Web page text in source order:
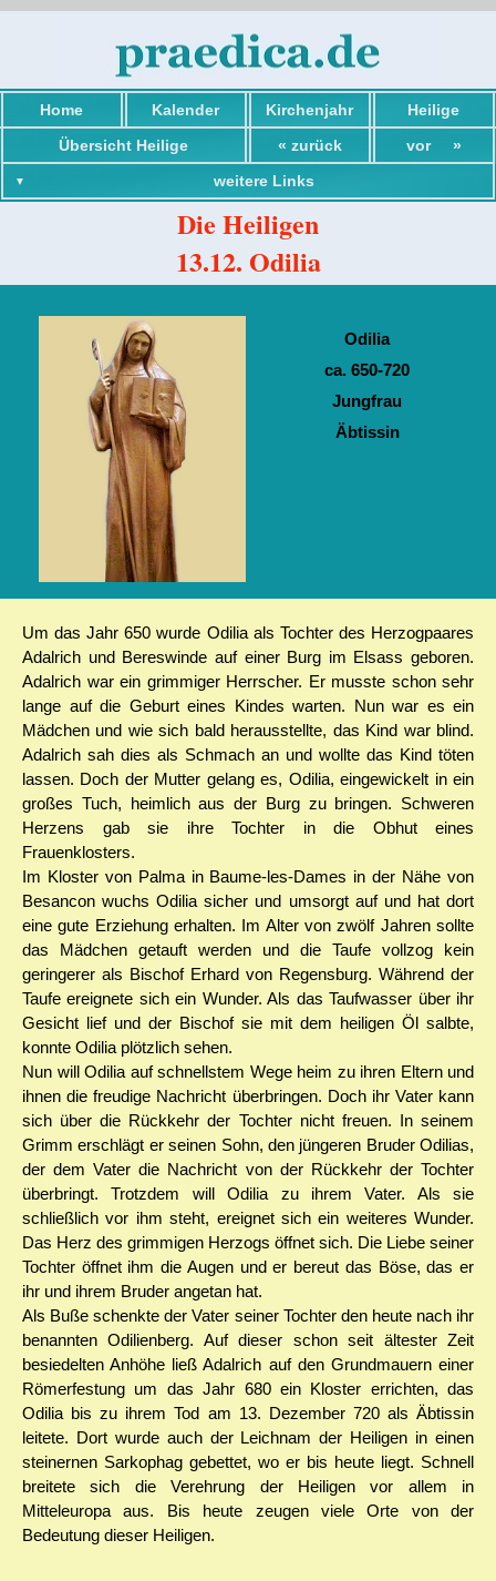
Home Kalender Kirchenjahr Heilige
Übersicht Heilige « zurück vor »
Übersicht Heilige
Einführung Heilige
Worte von Heiligen
weitere Links
Die Heiligen
13.12. Odilia
Odilia
ca. 650-720
Jungfrau
Äbtissin
Um das Jahr 650 wurde Odilia als Tochter des Herzogpaares
Adalrich und Bereswinde auf einer Burg im Elsass geboren.
Adalrich war ein grimmiger Herrscher. Er musste schon sehr
lange auf die Geburt eines Kindes warten. Nun war es ein
Mädchen und wie sich bald herausstellte, das Kind war blind.
Adalrich sah dies als Schmach an und wollte das Kind töten
lassen. Doch der Mutter gelang es, Odilia, eingewickelt in ein
großes Tuch, heimlich aus der Burg zu bringen. Schweren
Herzens gab sie ihre Tochter in die Obhut eines
Frauenklosters.
Im Kloster von Palma in Baume-les-Dames in der Nähe von
Besancon wuchs Odilia sicher und umsorgt auf und hat dort
eine gute Erziehung erhalten. Im Alter von zwölf Jahren sollte
das Mädchen getauft werden und die Taufe vollzog kein
geringerer als Bischof Erhard von Regensburg. Während der
Taufe ereignete sich ein Wunder. Als das Taufwasser über ihr
Gesicht lief und der Bischof sie mit dem heiligen Öl salbte,
konnte Odilia plötzlich sehen.
Nun will Odilia auf schnellstem Wege heim zu ihren Eltern und
ihnen die freudige Nachricht überbringen. Doch ihr Vater kann
sich über die Rückkehr der Tochter nicht freuen. In seinem
Grimm erschlägt er seinen Sohn, den jüngeren Bruder Odilias,
der dem Vater die Nachricht von der Rückkehr der Tochter
überbringt. Trotzdem will Odilia zu ihrem Vater. Als sie
schließlich vor ihm steht, ereignet sich ein weiteres Wunder.
Das Herz des grimmigen Herzogs öffnet sich. Die Liebe seiner
Tochter öffnet ihm die Augen und er bereut das Böse, das er
ihr und ihrem Bruder angetan hat.
Als Buße schenkte der Vater seiner Tochter den heute nach ihr
benannten Odilienberg. Auf dieser schon seit ältester Zeit
besiedelten Anhöhe ließ Adalrich auf den Grundmauern einer
Römerfestung um das Jahr 680 ein Kloster errichten, das
Odilia bis zu ihrem Tod am 13. Dezember 720 als Äbtissin
leitete. Dort wurde auch der Leichnam der Heiligen in einen
steinernen Sarkophag gebettet, wo er bis heute liegt. Schnell
breitete sich die Verehrung der Heiligen vor allem in
Mitteleuropa aus. Bis heute zeugen viele Orte von der
Bedeutung dieser Heiligen.